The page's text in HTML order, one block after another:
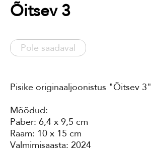
Õitsev 3
Pole saadaval
Pisike originaaljoonistus "Õitsev 3"
Mõõdud:
Paber: 6,4 x 9,5 cm
Raam: 10 x 15 cm
Valmimisaasta: 2024